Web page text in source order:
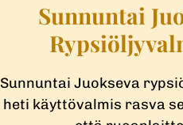
Sunnuntai
Sunnuntai Juokseva
heti käyttövalmis rasva